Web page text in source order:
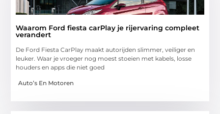
Waarom Ford fiesta carPlay je rijervaring compleet
verandert
De Ford Fiesta CarPlay maakt autorijden slimmer, veiliger en
leuker. Waar je vroeger nog moest stoeien met kabels, losse
houders en apps die niet goed
Auto’s En Motoren